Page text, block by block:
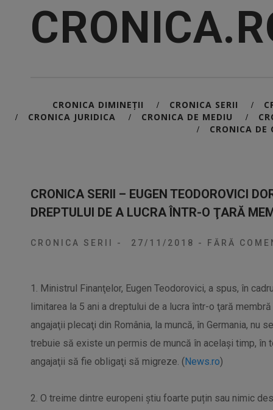
CRONICA DIMINEȚII / CRONICA SERII /
/ CRONICA JURIDICA / CRONICA DE MEDIU /
/ CRONICA DE
CRONICA SERII – EUGEN TEODOROVICI
DREPTULUI DE A LUCRA ÎNTR-O ŢARĂ
CRONICA SERII - 27/11/2018 - FĂRĂ
1. Ministrul Finanţelor, Eugen Teodorovici, a spus, în
limitarea la 5 ani a dreptului de a lucra într-o ţară
angajaţii plecaţi din România, la muncă, în Germania, nu
trebuie să existe un permis de muncă în acelaşi timp, în
angajaţii să fie obligaţi să migreze. (News.ro)
2. O treime dintre europeni știu foarte puțin sau nimic